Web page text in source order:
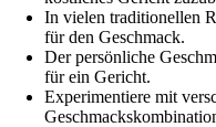
In vielen traditionellen
für den Geschmack.
Der persönliche
für ein Gericht.
Experimentiere mit